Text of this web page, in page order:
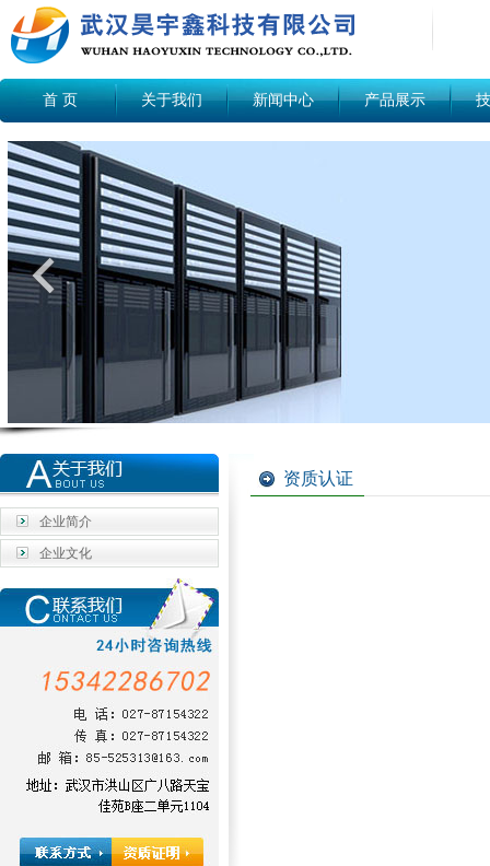
首 页 关于我们 新闻中心 产品展示
企业简介
企业文化
资质认证